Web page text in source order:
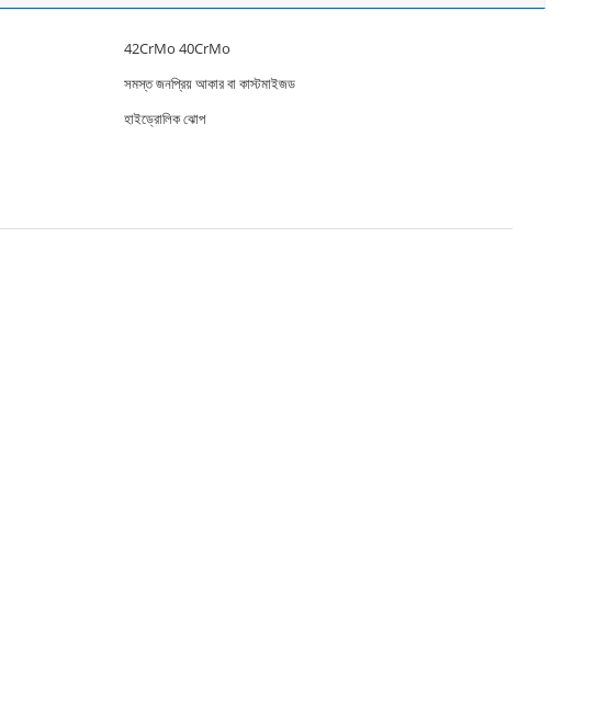
42CrMo 40CrMo
সমস্ত জনপ্রিয় আকার বা কাস্টমাইজড
হাইড্রোলিক ঝোপ